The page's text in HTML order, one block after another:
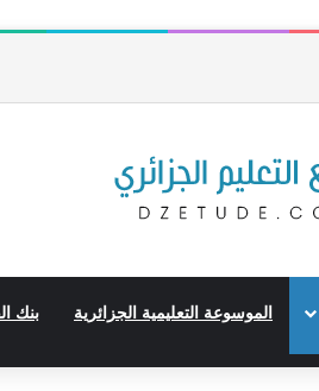
الموسوعة التعليمية الجزائرية بنك